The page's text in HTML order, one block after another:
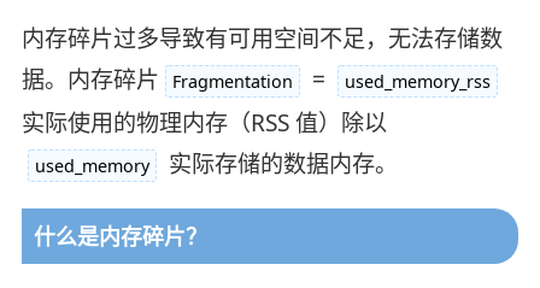
内存碎片过多导致有可用空间不足，无法存储数
据。内存碎片
Fragmentation = used_memory_rss
实际使用的物理内存（RSS 值）除以
used_memory 实际存储的数据内存。
什么是内存碎片？